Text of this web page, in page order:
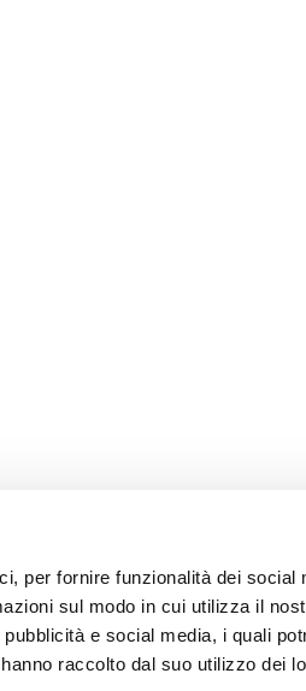
per fornire funzionalità dei social
sul modo in cui utilizza il
e social media, i quali
raccolto dal suo utilizzo dei